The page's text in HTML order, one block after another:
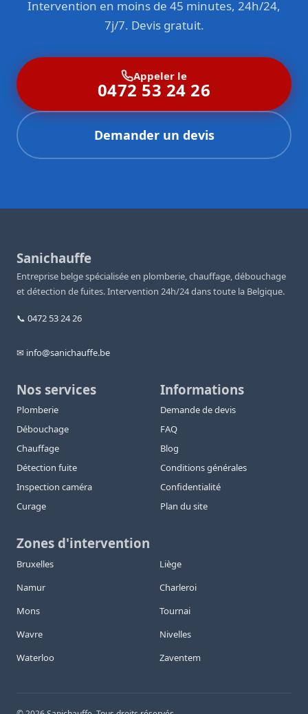
Intervention en moins de 45 minutes, 24h/24,
7j/7. Devis gratuit.
Appeler le
0472 53 24 26
Demander un devis
Sanichauffe
Entreprise belge spécialisée en plomberie, chauffage, débouchage
et détection de fuites. Intervention 24h/24 dans toute la Belgique.
📞 0472 53 24 26
✉ info@sanichauffe.be
Nos services
Plomberie
Débouchage
Chauffage
Détection fuite
Inspection caméra
Curage
Informations
Demande de devis
FAQ
Blog
Conditions générales
Confidentialité
Plan du site
Zones d'intervention
Bruxelles
Liège
Namur
Charleroi
Mons
Tournai
Wavre
Nivelles
Waterloo
Zaventem